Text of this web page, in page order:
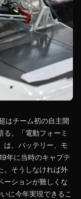
はチーム初の自主開
。「電動フォーミ
は、バッテリー、モ
年に当時のキャプテ
。そうしなければ外
ーションが難しくな
に今年実現できるこ